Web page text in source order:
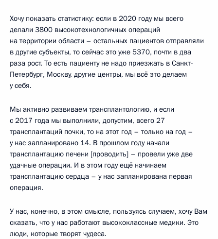
Хочу показать статистику: если в 2020 году мы всего
делали 3800 высокотехнологичных операций
на территории области – остальных пациентов отправляли
в другие субъекты, то сейчас это уже 5370, почти в два
раза рост. То есть пациенту не надо приезжать в Санкт-
Петербург, Москву, другие центры, мы всё это делаем
у себя.
Мы активно развиваем трансплантологию, и если
с 2017 года мы выполнили, допустим, всего 27
трансплантаций почки, то на этот год – только на год –
у нас запланировано 14. В прошлом году начали
трансплантацию печени [проводить] – провели уже две
удачные операции. И в этом году ещё начинаем
трансплантацию сердца – у нас запланирована первая
операция.
У нас, конечно, в этом смысле, пользуясь случаем, хочу Вам
сказать, что у нас работают высококлассные медики. Это
люди, которые творят чудеса.